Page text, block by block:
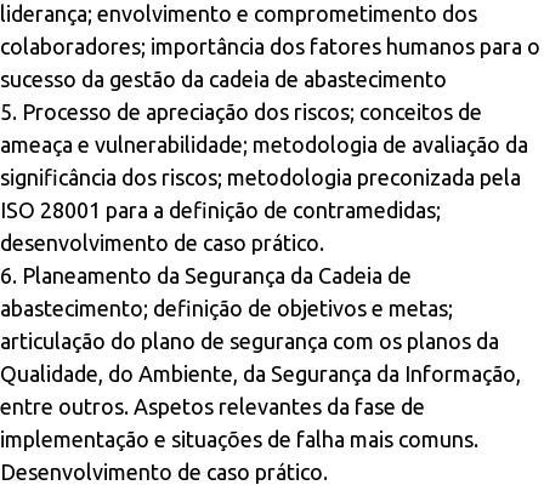
liderança; envolvimento e comprometimento dos
colaboradores; importância dos fatores humanos para o
sucesso da gestão da cadeia de abastecimento
5. Processo de apreciação dos riscos; conceitos de
ameaça e vulnerabilidade; metodologia de avaliação da
significância dos riscos; metodologia preconizada pela
ISO 28001 para a definição de contramedidas;
desenvolvimento de caso prático.
6. Planeamento da Segurança da Cadeia de
abastecimento; definição de objetivos e metas;
articulação do plano de segurança com os planos da
Qualidade, do Ambiente, da Segurança da Informação,
entre outros. Aspetos relevantes da fase de
implementação e situações de falha mais comuns.
Desenvolvimento de caso prático.